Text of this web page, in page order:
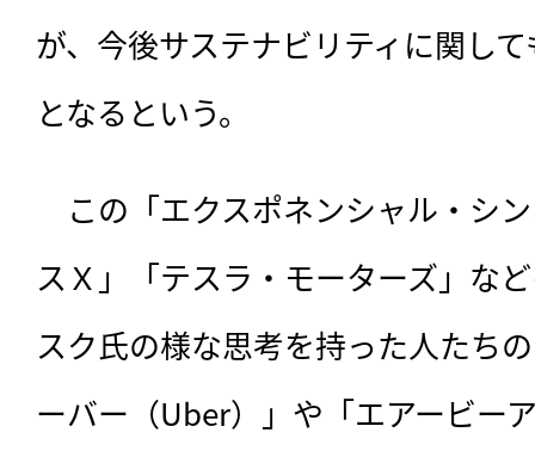
が、今後サステナビリティに関し
となるという。
この「エクスポネンシャル・シ
スＸ」「テスラ・モーターズ」な
スク氏の様な思考を持った人たち
ーバー（Uber）」や「エアービー